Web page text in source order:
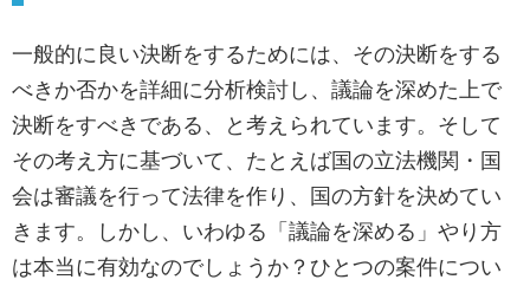
一般的に良い決断をするためには、その決断をする
べきか否かを詳細に分析検討し、議論を深めた上で
決断をすべきである、と考えられています。そして
その考え方に基づいて、たとえば国の立法機関・国
会は審議を行って法律を作り、国の方針を決めてい
きます。しかし、いわゆる「議論を深める」やり方
は本当に有効なのでしょうか？ひとつの案件につい